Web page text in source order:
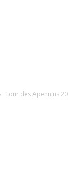
Tour des Apennins